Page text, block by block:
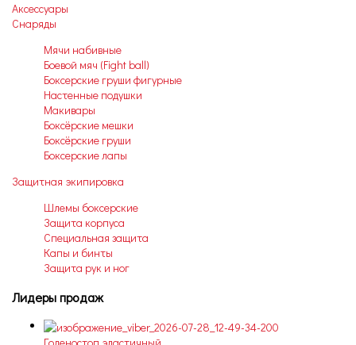
Аксессуары
Снаряды
Мячи набивные
Боевой мяч (Fight ball)
Боксерские груши фигурные
Настенные подушки
Макивары
Боксёрские мешки
Боксёрские груши
Боксерские лапы
Защитная экипировка
Шлемы боксерские
Защита корпуса
Специальная защита
Капы и бинты
Защита рук и ног
Лидеры продаж